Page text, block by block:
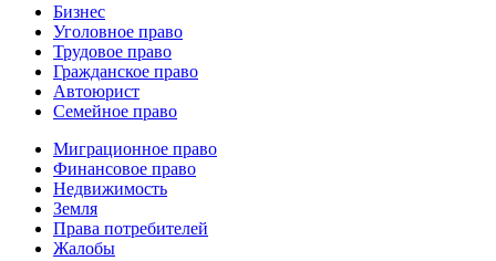
Бизнес
Уголовное право
Трудовое право
Гражданское право
Автоюрист
Семейное право
Миграционное право
Финансовое право
Недвижимость
Земля
Права потребителей
Жалобы